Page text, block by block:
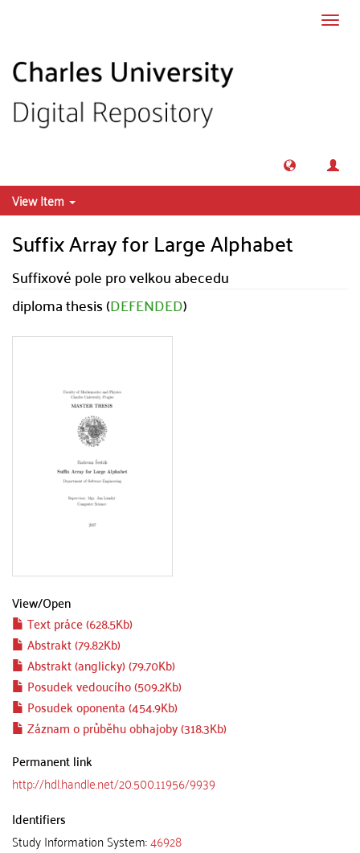
View Item
Suffix Array for Large Alphabet
Suffixové pole pro velkou abecedu
diploma thesis (DEFENDED)
View/Open
Text práce (628.5Kb)
Abstrakt (79.82Kb)
Abstrakt (anglicky) (79.70Kb)
Posudek vedoucího (509.2Kb)
Posudek oponenta (454.9Kb)
Záznam o průběhu obhajoby (318.3Kb)
Permanent link
http://hdl.handle.net/20.500.11956/9939
Identifiers
Study Information System:46928